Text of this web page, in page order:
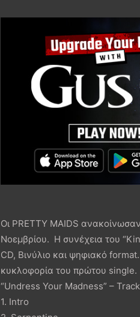
Οι PRETTY MAIDS
Νοεμβρίου. Η συνέχεια του
CD, Βινύλιο και ψηφιακό
κυκλοφορία του πρώτου single.
“Undress Your Madness” –
1. Intro